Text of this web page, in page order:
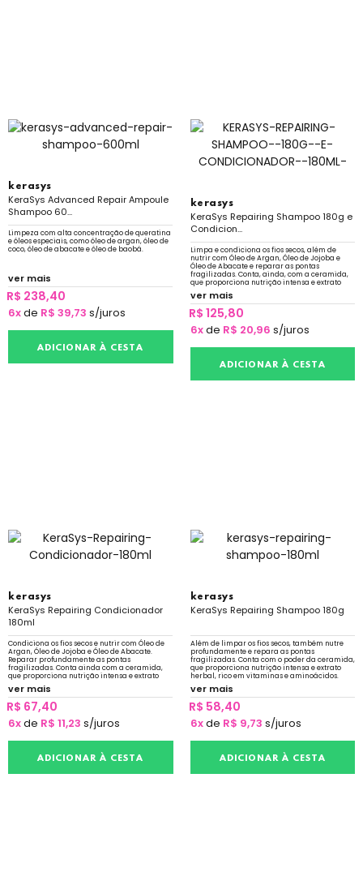
kerasys
KeraSys Advanced Repair Ampoule
Shampoo 60...
Limpeza com alta concentração de queratina
e óleos especiais, como óleo de argan, óleo de
coco, óleo de abacate e óleo de baobá.
ver mais
R$ 238,40
6xde R$ 39,73 s/juros
ADICIONAR À CESTA
kerasys
KeraSys Repairing Shampoo 180g e
Condicion...
Limpa e condiciona os fios secos, além de
nutrir com Óleo de Argan, Óleo de Jojoba e
Óleo de Abacate e reparar as pontas
fragilizadas. Conta, ainda, com a ceramida,
que proporciona nutrição intensa e extrato
herbal, rico em vitaminas e aminoácidos.
ver mais
R$ 125,80
6xde R$ 20,96 s/juros
ADICIONAR À CESTA
kerasys
KeraSys Repairing Condicionador
180ml
Condiciona os fios secos e nutrir com Óleo de
Argan, Óleo de Jojoba e Óleo de Abacate.
Reparar profundamente as pontas
fragilizadas. Conta ainda com a ceramida,
que proporciona nutrição intensa e extrato
herbal, rico em vitaminas e aminoácidos.
ver mais
R$ 67,40
6xde R$ 11,23 s/juros
ADICIONAR À CESTA
kerasys
KeraSys Repairing Shampoo 180g
Além de limpar os fios secos, também nutre
profundamente e repara as pontas
fragilizadas. Conta com o poder da ceramida,
que proporciona nutrição intensa e extrato
herbal, rico em vitaminas e aminoácidos.
ver mais
R$ 58,40
6xde R$ 9,73 s/juros
ADICIONAR À CESTA